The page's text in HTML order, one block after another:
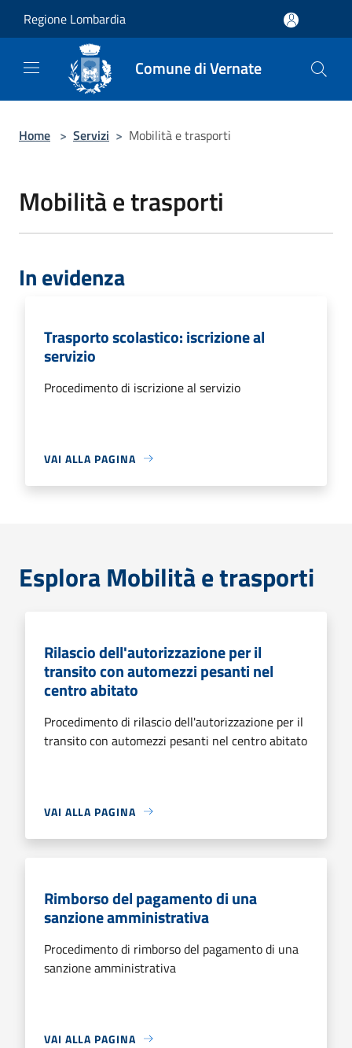
Regione Lombardia
Comune di Vernate
Home > Servizi > Mobilità e trasporti
Mobilità e trasporti
In evidenza
Trasporto scolastico: iscrizione al
servizio
Procedimento di iscrizione al servizio
VAI ALLA PAGINA
Esplora Mobilità e trasporti
Rilascio dell'autorizzazione per il
transito con automezzi pesanti nel
centro abitato
Procedimento di rilascio dell'autorizzazione per il
transito con automezzi pesanti nel centro abitato
VAI ALLA PAGINA
Rimborso del pagamento di una
sanzione amministrativa
Procedimento di rimborso del pagamento di una
sanzione amministrativa
VAI ALLA PAGINA